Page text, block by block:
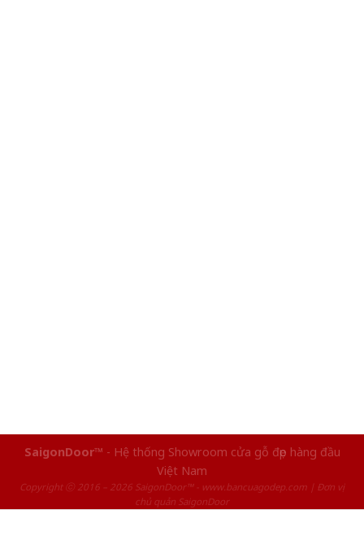
SaigonDoor™ - Hệ thống Showroom cửa gỗ đẹp hàng đầu
Việt Nam
Copyright ⓒ 2016 – 2026 SaigonDoor™ - www.bancuagodep.com | Đơn vị
chủ quản SaigonDoor